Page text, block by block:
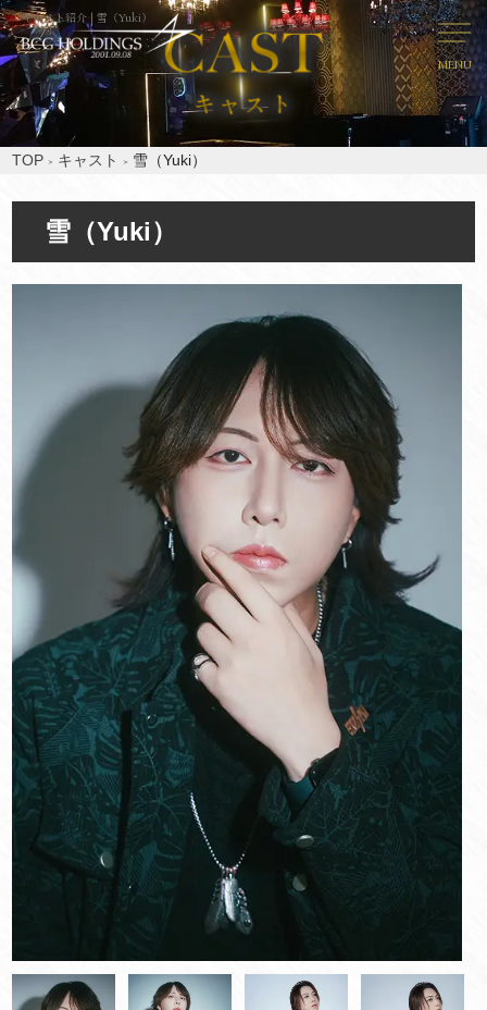
キャスト紹介 | 雪（Yuki）
MENU
TOP キャスト 雪（Yuki）
雪（Yuki）